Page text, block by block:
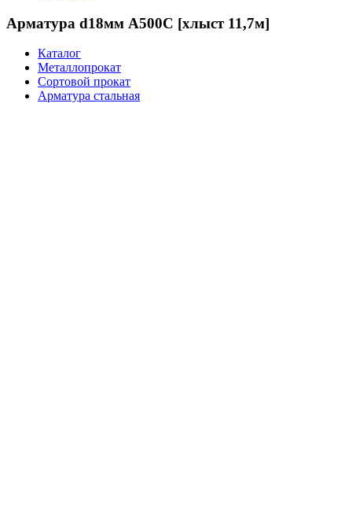
Арматура d18мм А500С [хлыст 11,7м]
Каталог
Металлопрокат
Сортовой прокат
Арматура стальная